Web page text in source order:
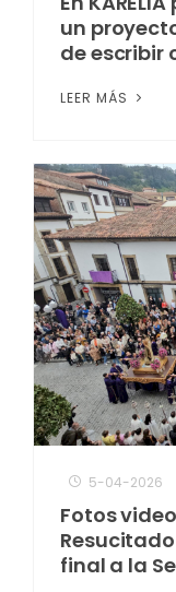
un
de escribir
LEER MÁS
5-04-2026
Fotos
final a la